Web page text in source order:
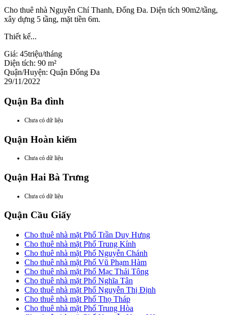
Cho thuê nhà Nguyễn Chí Thanh, Đống Đa. Diện tích 90m2/tầng,
xây dựng 5 tầng, mặt tiền 6m.
Thiết kế...
Giá: 45triệu/tháng
Diện tích: 90 m²
Quận/Huyện: Quận Đống Đa
29/11/2022
Quận Ba đình
Chưa có dữ liệu
Quận Hoàn kiếm
Chưa có dữ liệu
Quận Hai Bà Trưng
Chưa có dữ liệu
Quận Cầu Giấy
Cho thuê nhà mặt Phố Trần Duy Hưng
Cho thuê nhà mặt Phố Trung Kính
Cho thuê nhà mặt Phố Nguyễn Chánh
Cho thuê nhà mặt Phố Vũ Phạm Hàm
Cho thuê nhà mặt Phố Mạc Thái Tông
Cho thuê nhà mặt Phố Nghĩa Tân
Cho thuê nhà mặt Phố Nguyễn Thị Định
Cho thuê nhà mặt Phố Thọ Tháp
Cho thuê nhà mặt Phố Trung Hòa